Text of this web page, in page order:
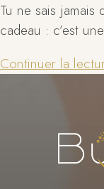
Tu ne sais
cadeau : c’est
Continuer la